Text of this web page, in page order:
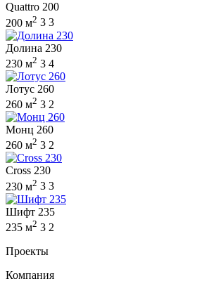
Quattro 200
200 м2 3 3
Долина 230
230 м2 3 4
Лотус 260
260 м2 3 2
Монц 260
260 м2 3 2
Cross 230
230 м2 3 3
Шифт 235
235 м2 3 2
Проекты
Компания